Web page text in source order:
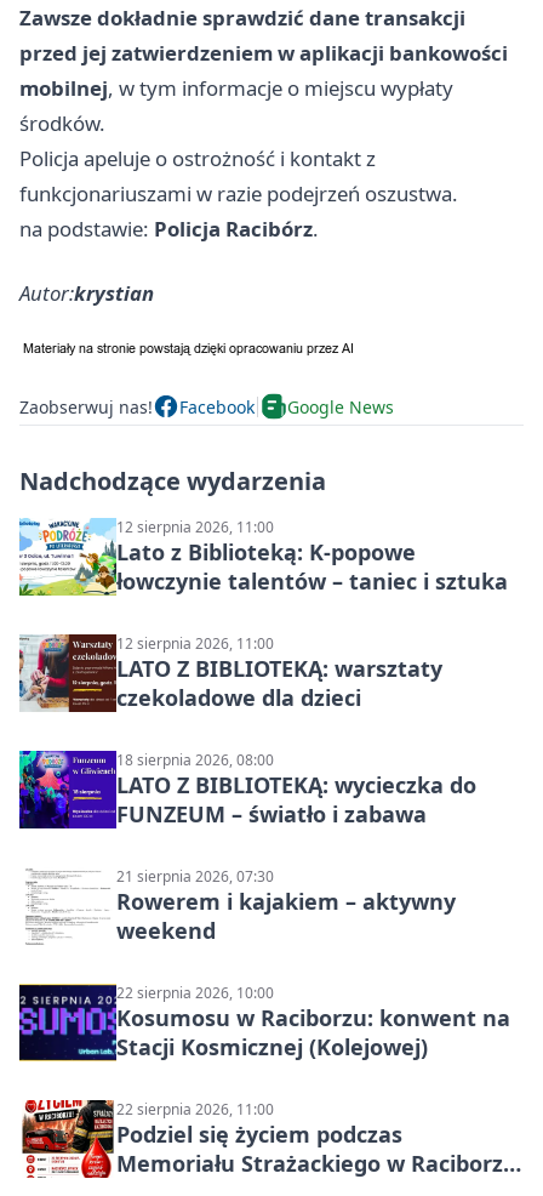
Zawsze dokładnie sprawdzić dane transakcji
przed jej zatwierdzeniem w aplikacji bankowości
mobilnej, w tym informacje o miejscu wypłaty
środków.
Policja apeluje o ostrożność i kontakt z
funkcjonariuszami w razie podejrzeń oszustwa.
na podstawie: Policja Racibórz.
Autor:krystian
Zaobserwuj nas! Facebook Google News
Nadchodzące wydarzenia
12 sierpnia 2026, 11:00
Lato z Biblioteką: K-popowe
łowczynie talentów – taniec i sztuka
12 sierpnia 2026, 11:00
LATO Z BIBLIOTEKĄ: warsztaty
czekoladowe dla dzieci
18 sierpnia 2026, 08:00
LATO Z BIBLIOTEKĄ: wycieczka do
FUNZEUM – światło i zabawa
21 sierpnia 2026, 07:30
Rowerem i kajakiem – aktywny
weekend
22 sierpnia 2026, 10:00
Kosumosu w Raciborzu: konwent na
Stacji Kosmicznej (Kolejowej)
22 sierpnia 2026, 11:00
Podziel się życiem podczas
Memoriału Strażackiego w Raciborzu